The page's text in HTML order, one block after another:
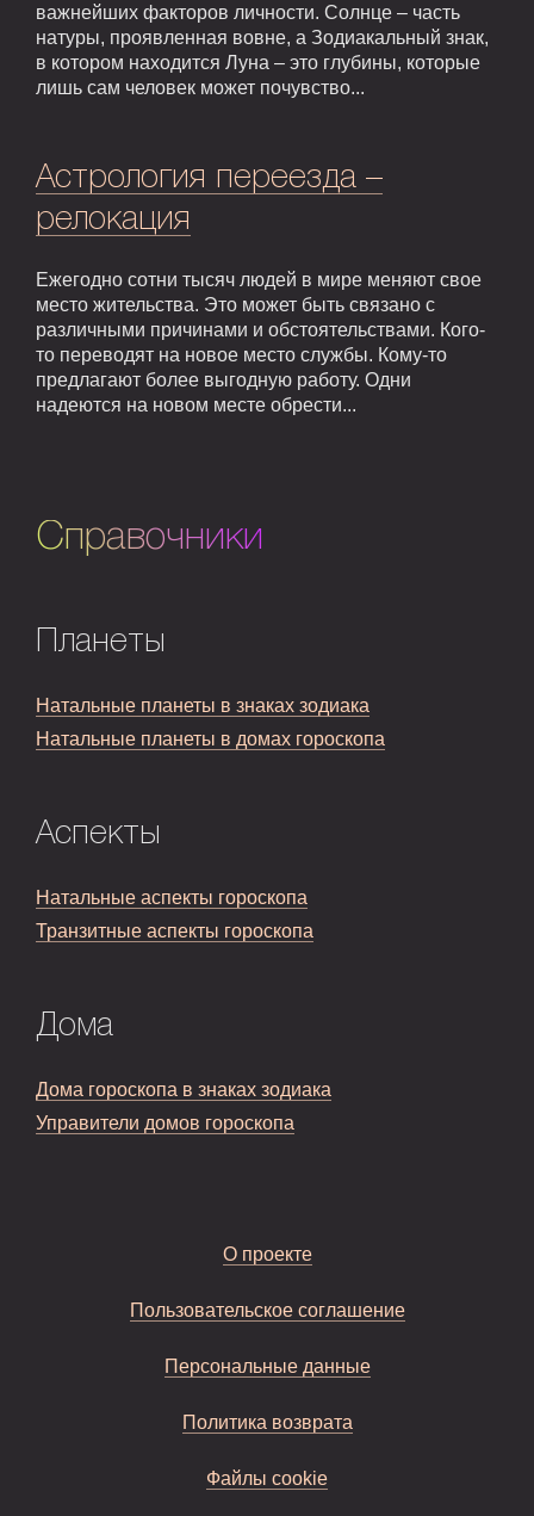
важнейших факторов личности. Солнце – часть
натуры, проявленная вовне, а Зодиакальный знак,
в котором находится Луна – это глубины, которые
лишь сам человек может почувство...
Астрология переезда –
релокация
Ежегодно сотни тысяч людей в мире меняют свое
место жительства. Это может быть связано с
различными причинами и обстоятельствами. Кого-
то переводят на новое место службы. Кому-то
предлагают более выгодную работу. Одни
надеются на новом месте обрести...
Справочники
Планеты
Натальные планеты в знаках зодиака
Натальные планеты в домах гороскопа
Аспекты
Натальные аспекты гороскопа
Транзитные аспекты гороскопа
Дома
Дома гороскопа в знаках зодиака
Управители домов гороскопа
О проекте
Пользовательское соглашение
Персональные данные
Политика возврата
Файлы cookie